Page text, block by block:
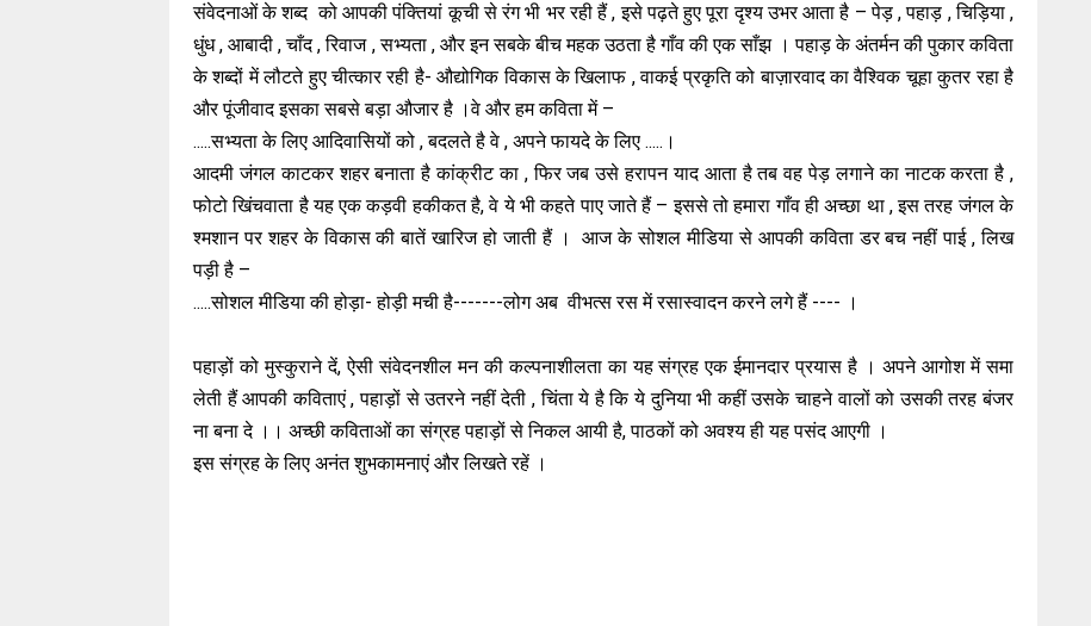
संवेदनाओं के शब्द को आपकी पंक्तियां कूची से रंग भी भर रही हैं , इसे पढ़ते हुए पूरा दृश्य उभर आता है – पेड़ , पहाड़ , चिड़िया ,
धुंध , आबादी , चाँद , रिवाज , सभ्यता , और इन सबके बीच महक उठता है गाँव की एक साँझ । पहाड़ के अंतर्मन की पुकार कविता
के शब्दों में लौटते हुए चीत्कार रही है- औद्योगिक विकास के खिलाफ , वाकई प्रकृति को बाज़ारवाद का वैश्विक चूहा कुतर रहा है
और पूंजीवाद इसका सबसे बड़ा औजार है ।वे और हम कविता में –
.....सभ्यता के लिए आदिवासियों को , बदलते है वे , अपने फायदे के लिए .....।
आदमी जंगल काटकर शहर बनाता है कांक्रीट का , फिर जब उसे हरापन याद आता है तब वह पेड़ लगाने का नाटक करता है ,
फोटो खिंचवाता है यह एक कड़वी हकीकत है, वे ये भी कहते पाए जाते हैं – इससे तो हमारा गाँव ही अच्छा था , इस तरह जंगल के
श्मशान पर शहर के विकास की बातें खारिज हो जाती हैं । आज के सोशल मीडिया से आपकी कविता डर बच नहीं पाई , लिख
पड़ी है –
.....सोशल मीडिया की होड़ा- होड़ी मची है-------लोग अब वीभत्स रस में रसास्वादन करने लगे हैं ---- ।
पहाड़ों को मुस्कुराने दें, ऐसी संवेदनशील मन की कल्पनाशीलता का यह संग्रह एक ईमानदार प्रयास है । अपने आगोश में समा
लेती हैं आपकी कविताएं , पहाड़ों से उतरने नहीं देती , चिंता ये है कि ये दुनिया भी कहीं उसके चाहने वालों को उसकी तरह बंजर
ना बना दे ।। अच्छी कविताओं का संग्रह पहाड़ों से निकल आयी है, पाठकों को अवश्य ही यह पसंद आएगी ।
इस संग्रह के लिए अनंत शुभकामनाएं और लिखते रहें ।